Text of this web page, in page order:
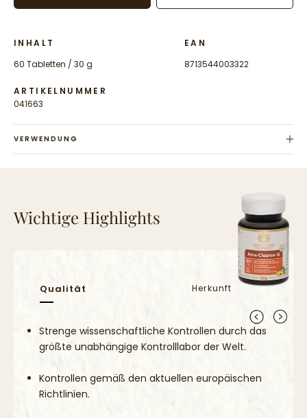
INHALT
60 Tabletten / 30 g
EAN
8713544003322
ARTIKELNUMMER
041663
VERWENDUNG
1 Tablette 2 x täglich, falls möglich nach den Mahlzeiten.
Empfohlene Tagesverzehrsmenge nicht überschreiten.
Wichtig: Nahrungsergänzungsmittel sollten nicht als Ersatz für eine
ausgewogene und abwechslungsreiche Ernährung und eine
Außerhalb der Reichweite von kleinen Kindern lagern.
Wichtige Highlights
Qualität Herkunft
Strenge wissenschaftliche Kontrollen durch das
größte unabhängige Kontrolllabor der Welt.
Kontrollen gemäß den aktuellen europäischen
Richtlinien.